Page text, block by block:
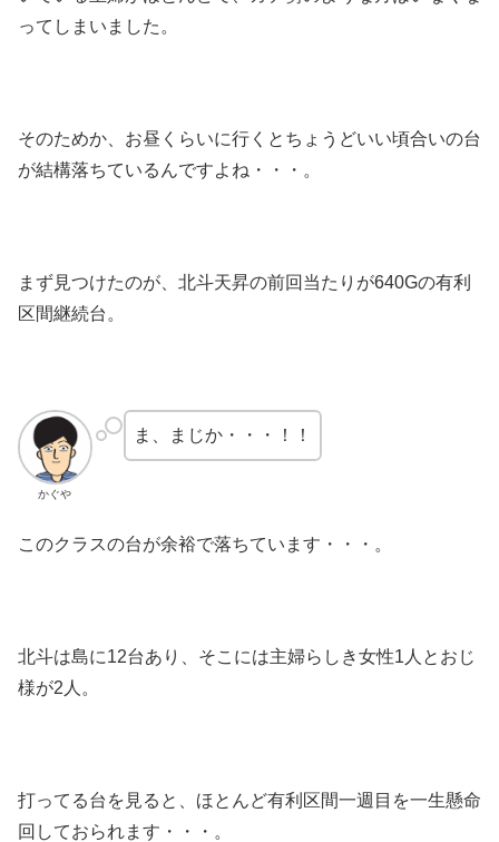
ってしまいました。
そのためか、お昼くらいに行くとちょうどいい頃合いの台
が結構落ちているんですよね・・・。
まず見つけたのが、北斗天昇の前回当たりが640Gの有利
区間継続台。
かぐや
ま、まじか・・・！！
このクラスの台が余裕で落ちています・・・。
北斗は島に12台あり、そこには主婦らしき女性1人とおじ
様が2人。
打ってる台を見ると、ほとんど有利区間一週目を一生懸命
回しておられます・・・。